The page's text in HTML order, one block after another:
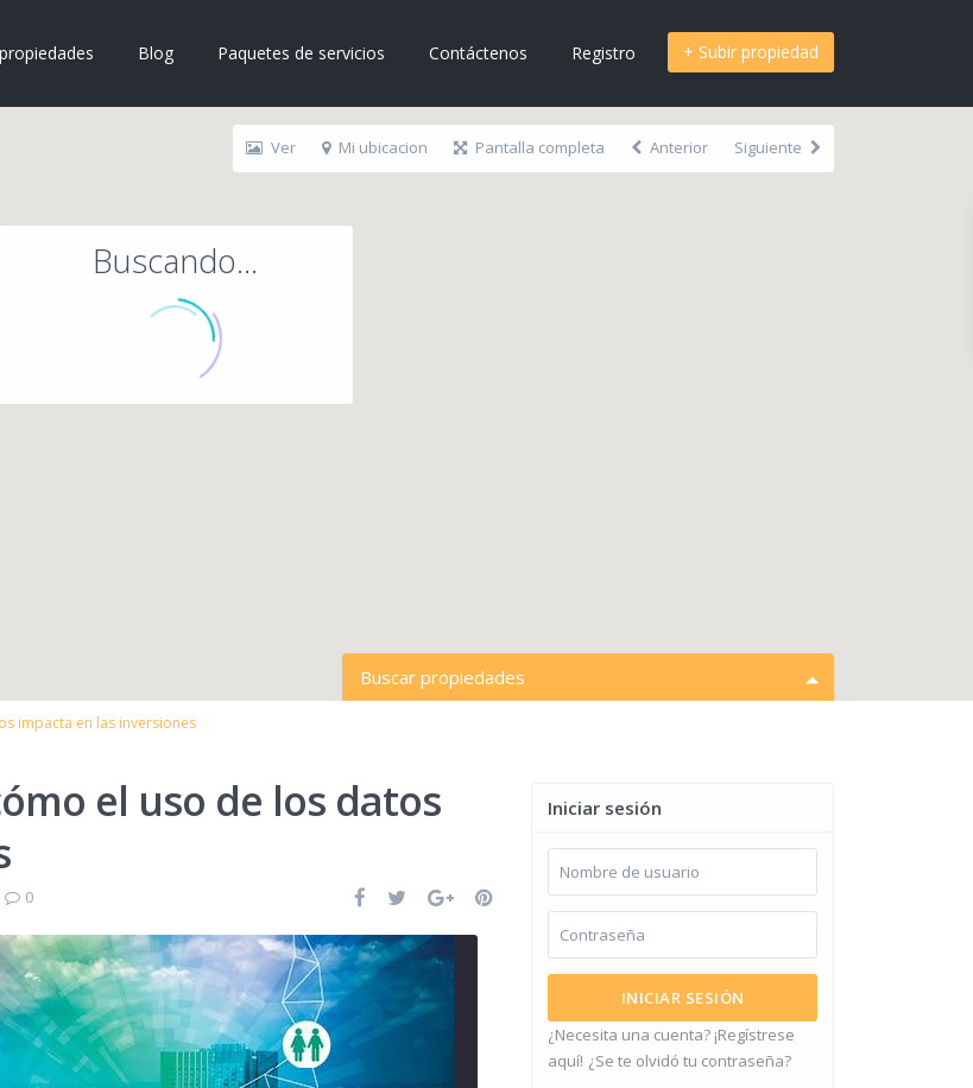
+ Subir propiedad
Blog Paquetes de servicios Contáctenos Registro
Buscando...
abrir mapa
Ver Mi ubicacion Pantalla completa Anterior Siguiente
Buscar propiedades
Todas las ciudades
Espacios en cochera
Rango de precios: $ 0 para $ 15,000,000
impacta en las inversiones
el uso de los datos
0
Iniciar sesión
INICIAR SESIÓN
¿Necesita una cuenta? ¡Regístrese
aquí! ¿Se te olvidó tu contraseña?